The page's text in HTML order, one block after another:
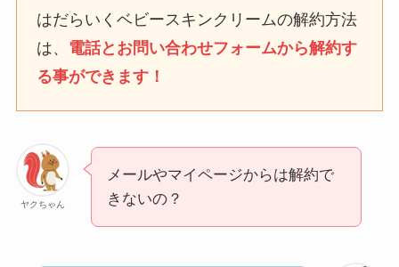
説！
ユンス美容液の解約まと
なにわサプリ
Sivorune(シボルネ)なぜ
に手続きする方法ある？
はだらいくベビースキンクリームの解約方法
は、 電話とお問い合わせフォームから解約す
る事ができます！
ヤクちゃん
メールやマイページからは解約で
きないの？